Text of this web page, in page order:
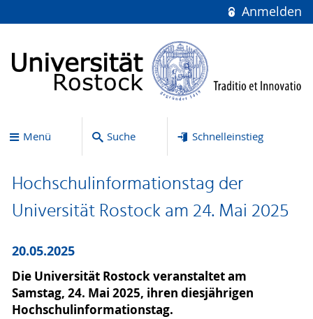
Anmelden
Menü Suche Schnelleinstieg
Hochschulinformationstag der
Universität Rostock am 24. Mai 2025
20.05.2025
Die Universität Rostock veranstaltet am
Samstag, 24. Mai 2025, ihren diesjährigen
Hochschulinformationstag.